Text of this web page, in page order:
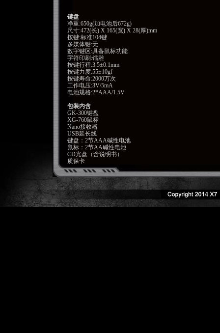
键盘
净重:650g(加电池后672g)
尺寸:472(长) X 165(宽) X 28(厚)mm
按键:标准104键
多媒体键:无
数字键区:具备鼠标功能
字符印刷:镭雕
按键行程:3.5±0.1mm
按键力度:55±10gf
按键寿命:2000万次
工作电压:3V/5mA
电池规格:2*AAA/1.5V
包装内含
GK-300键盘
XG-760鼠标
Nano接收器
USB延长线
键盘：2节AAA碱性电池
鼠标：2节AA碱性电池
CD光盘（含说明书）
质保卡